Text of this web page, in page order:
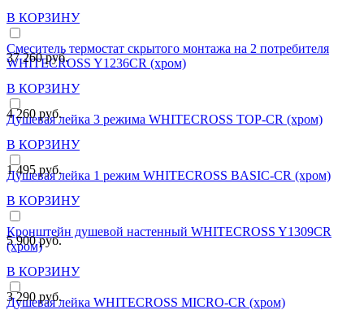
В КОРЗИНУ
Смеситель термостат скрытого монтажа на 2 потребителя
WHITECROSS Y1236CR (хром)
37 260 руб.
В КОРЗИНУ
Душевая лейка 3 режима WHITECROSS TOP-CR (хром)
4 260 руб.
В КОРЗИНУ
Душевая лейка 1 режим WHITECROSS BASIC-CR (хром)
1 495 руб.
В КОРЗИНУ
Кронштейн душевой настенный WHITECROSS Y1309CR
(хром)
5 900 руб.
В КОРЗИНУ
Душевая лейка WHITECROSS MICRO-CR (хром)
3 290 руб.